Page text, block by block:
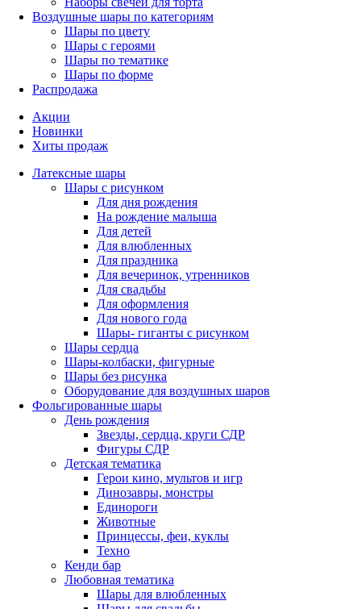
Воздушные шары по категориям
Шары по цвету
Шары с героями
Шары по тематике
Шары по форме
Распродажа
Акции
Новинки
Хиты продаж
Латексные шары
Шары с рисунком
Для дня рождения
На рождение малыша
Для детей
Для влюбленных
Для праздника
Для вечеринок, утренников
Для свадьбы
Для оформления
Для нового года
Шары- гиганты с рисунком
Шары сердца
Шары-колбаски, фигурные
Шары без рисунка
Оборудование для воздушных шаров
Фольгированные шары
День рождения
Звезды, сердца, круги СДР
Фигуры СДР
Детская тематика
Герои кино, мультов и игр
Динозавры, монстры
Единороги
Животные
Принцессы, феи, куклы
Техно
Кенди бар
Любовная тематика
Шары для влюбленных